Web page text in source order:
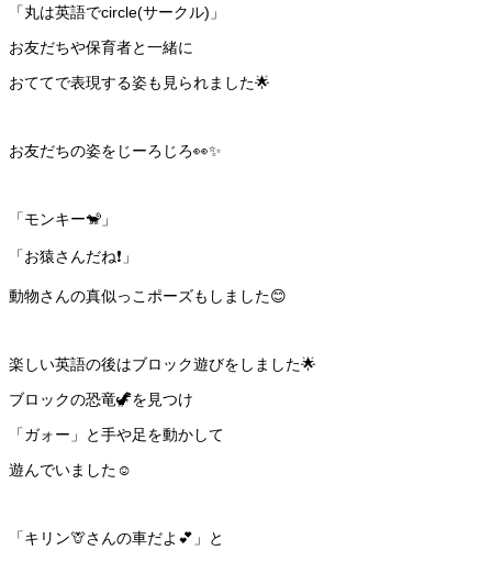
「丸は英語でcircle(サークル)」
お友だちや保育者と一緒に
おててで表現する姿も見られました🌟
お友だちの姿をじーろじろ👀✨
「モンキー🐒」
「お猿さんだね❗️」
動物さんの真似っこポーズもしました😊
楽しい英語の後はブロック遊びをしました🌟
ブロックの恐竜🦖を見つけ
「ガォー」と手や足を動かして
遊んでいました☺️
「キリン🦒さんの車だよ💕」と